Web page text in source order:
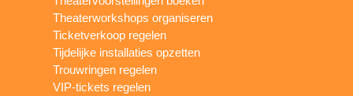
Theaterworkshops organiseren
Ticketverkoop regelen
Tijdelijke installaties opzetten
Trouwringen regelen
VIP-tickets regelen